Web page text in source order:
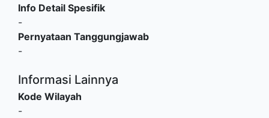
Info Detail Spesifik
-
Pernyataan Tanggungjawab
-
Informasi Lainnya
Kode Wilayah
-